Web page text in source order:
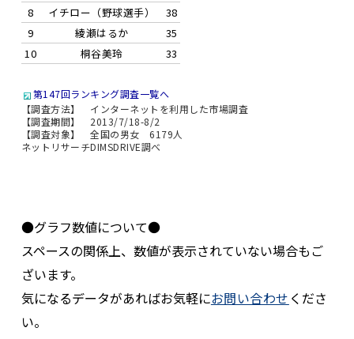
8
イチロー（野球選手）
38
9
綾瀬はるか
35
10
桐谷美玲 33
第147回ランキング調査一覧へ
【調査方法】 インターネットを利用した市場調査
【調査期間】 2013/7/18-8/2
【調査対象】 全国の男女 6179人
ネットリサーチDIMSDRIVE調べ
●グラフ数値について●
スペースの関係上、数値が表示されていない場合もご
ざいます。
気になるデータがあればお気軽にお問い合わせ くださ
い。